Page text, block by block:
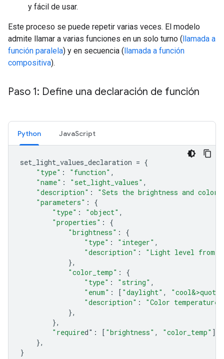
y fácil de usar.
Este proceso se puede repetir varias veces. El modelo
admite llamar a varias funciones en un solo turno ( llamada a
función paralela) y en secuencia ( llamada a función
compositiva).
Paso 1: Define una declaración de función
Python JavaScript
set_light_values_declaration = {
"type" : "function" ,
"name" : "set_light_values" ,
"description" :
"Sets the brightness and
"parameters" :
{
"type" : "object" ,
"properties" :
{
"brightness" :
{
"type" : "integer" ,
"description" :
"Light level from
},
"color_temp" :
{
"type" : "string" ,
"enum" : [ "daylight" , "cool&>quot;
"description" : "Color temperature"
},
},
"required" : [ "brightness" , "color_temp" ],
},
}